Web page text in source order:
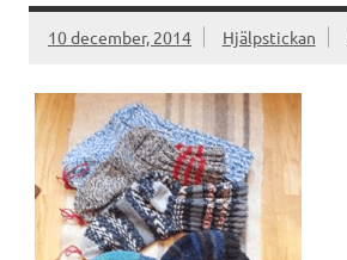
10 december, 2014 Hjälpstickan